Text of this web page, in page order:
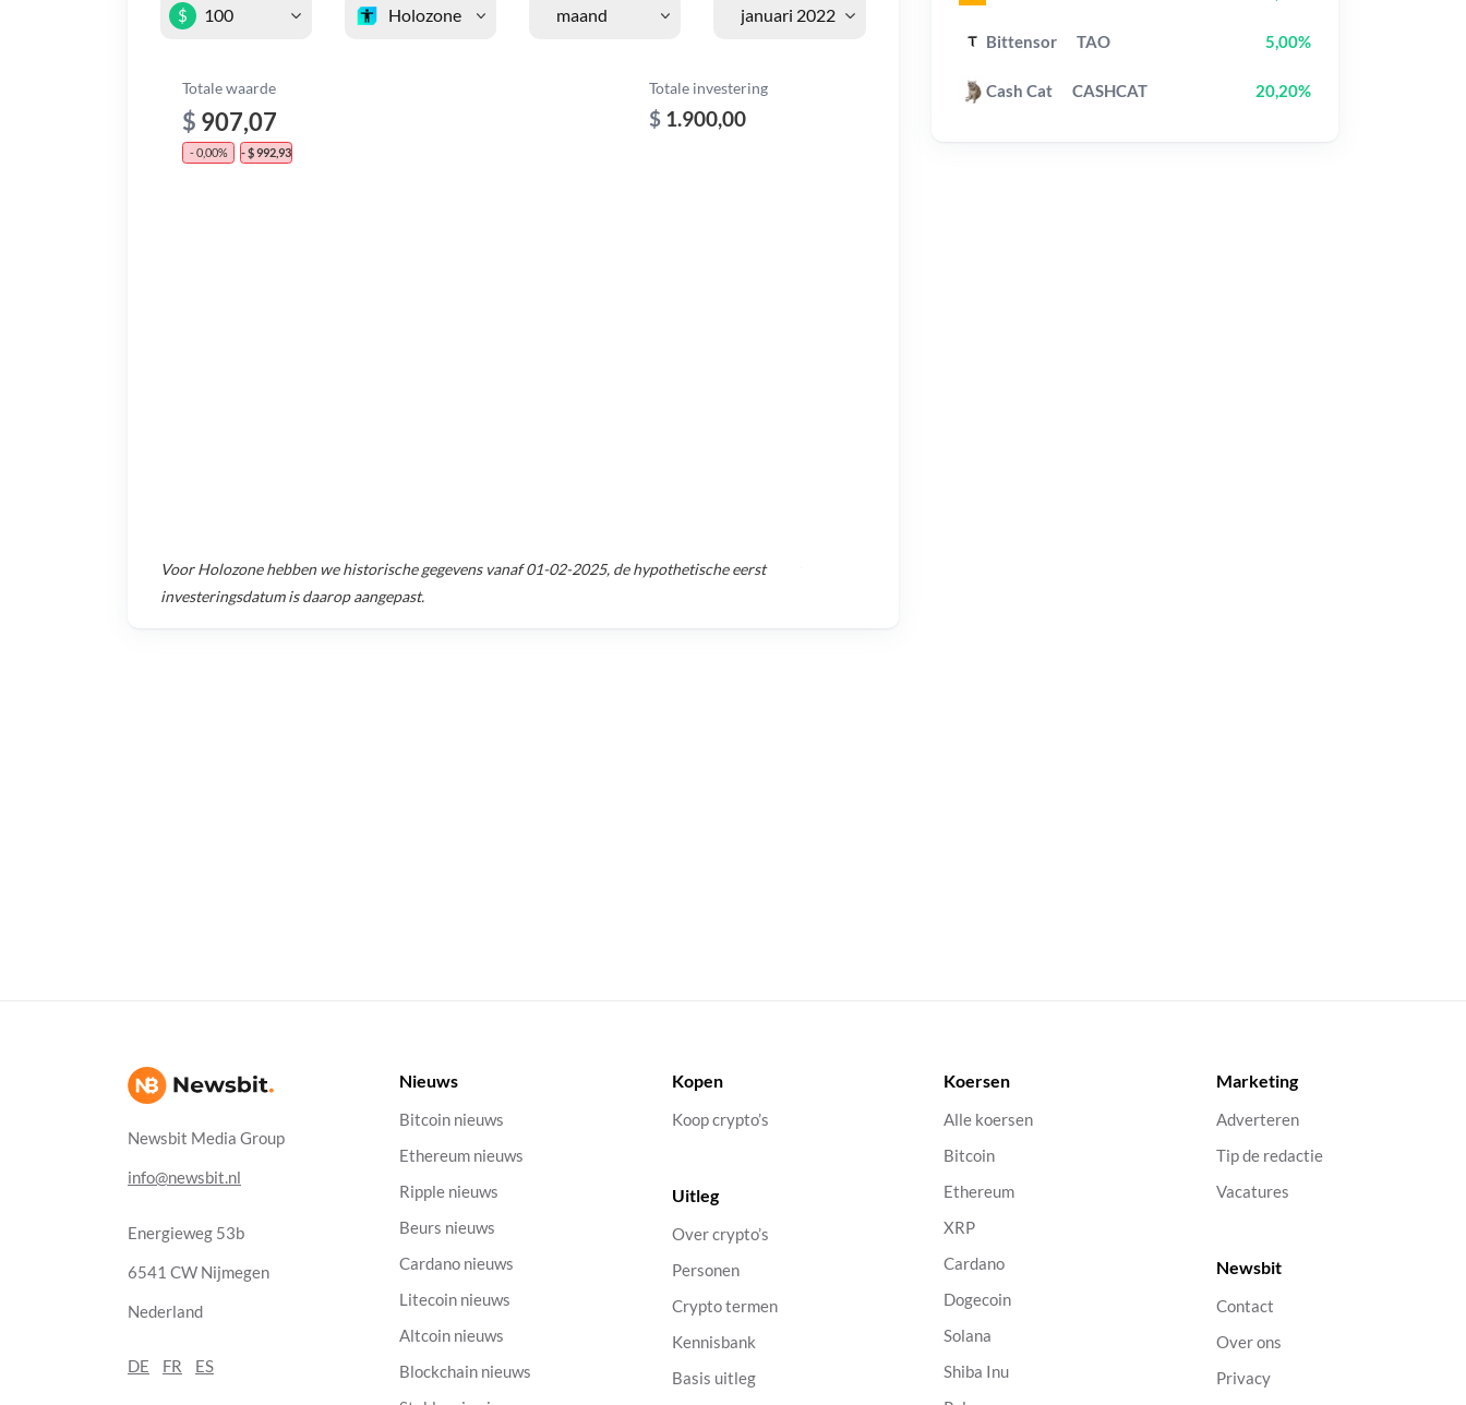
$
Totale waarde
$ 907,07
- 0,00% - $ 992,93
Totale investering
$ 1.900,00
VoorHolozonehebben we historische gegevens vanaf01-02-2025, de hypothetische eerst
investeringsdatum is daarop aangepast.
Bittensor TAO 5,00%
Cash Cat CASHCAT 20,20%
Newsbit Media Group
info@newsbit.nl
Energieweg 53b
6541 CW Nijmegen
Nederland
DE FR ES
Nieuws
Bitcoin nieuws
Ethereum nieuws
Ripple nieuws
Beurs nieuws
Cardano nieuws
Litecoin nieuws
Altcoin nieuws
Blockchain nieuws
Kopen
Koop crypto’s
Uitleg
Over crypto’s
Personen
Crypto termen
Kennisbank
Basis uitleg
Koersen
Alle koersen
Bitcoin
Ethereum
XRP
Cardano
Dogecoin
Solana
Shiba Inu
Marketing
Adverteren
Tip de redactie
Vacatures
Newsbit
Contact
Over ons
Privacy